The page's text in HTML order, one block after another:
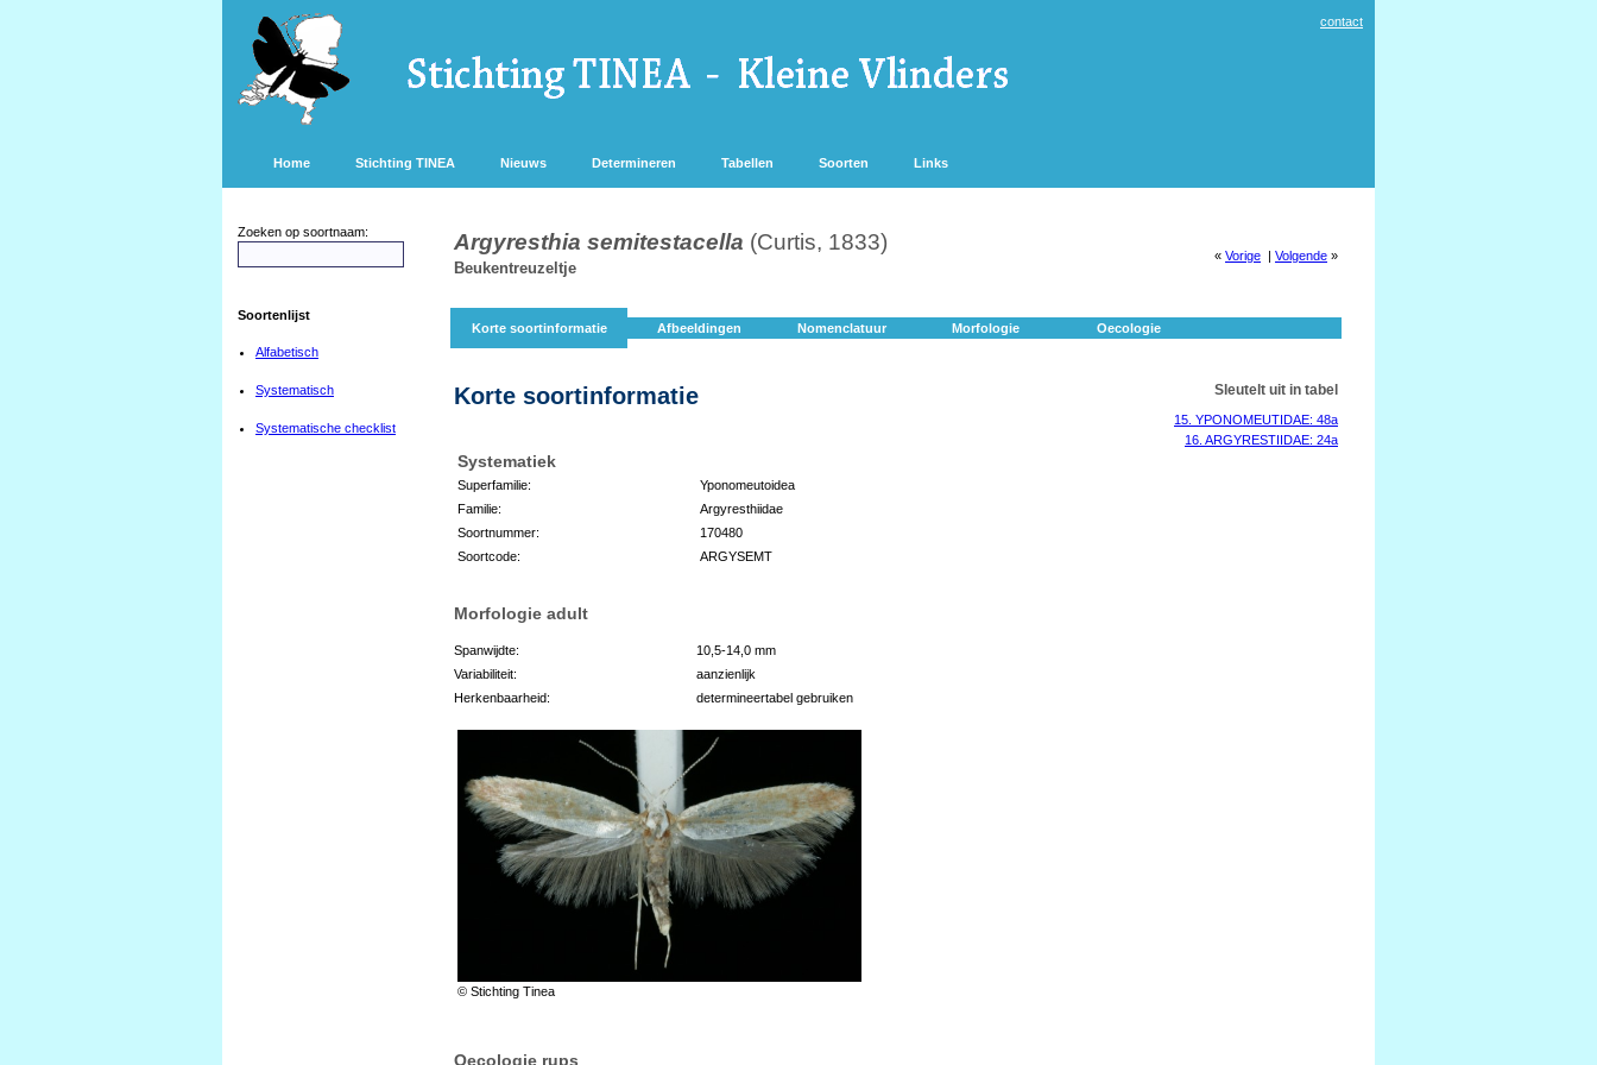
contact
Home Stichting TINEA Nieuws Determineren Tabellen Soorten Links
Zoeken op soortnaam:
Soortenlijst
Alfabetisch
Systematisch
Systematische checklist
Argyresthia semitestacella (Curtis, 1833)
Beukentreuzeltje
« Vorige | Volgende »
Korte soortinformatie Afbeeldingen Nomenclatuur Morfologie Oecologie
Korte soortinformatie
Systematiek
Superfamilie:
Yponomeutoidea
Familie:
Argyresthiidae
Soortnummer:
170480
Soortcode:
ARGYSEMT
Sleutelt uit in tabel
15. YPONOMEUTIDAE: 48a
16. ARGYRESTIIDAE: 24a
Morfologie adult
Spanwijdte:
10,5-14,0 mm
Variabiliteit:
aanzienlijk
Herkenbaarheid:
determineertabel gebruiken
© Stichting Tinea
Oecologie rups